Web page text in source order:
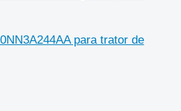
para trator de